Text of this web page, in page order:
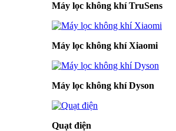
Máy lọc không khí TruSens
Máy lọc không khí Xiaomi
Máy lọc không khí Dyson
Quạt điện